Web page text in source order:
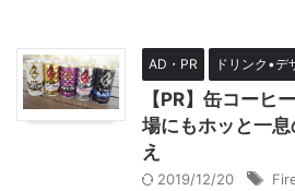
AD・PR ドリンク•デ
【PR】缶コーヒ
場にもホッと一
え
2019/12/20